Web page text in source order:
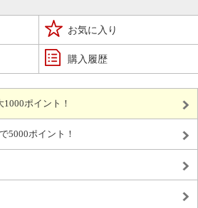
お気に入り
購入履歴
ポイント！
5000ポイント！